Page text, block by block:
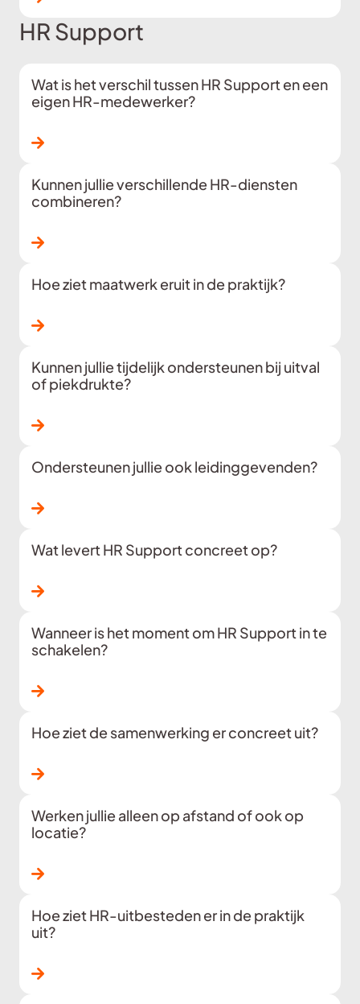
HR Support
Wat is het verschil tussen HR Support en een
eigen HR-medewerker?
Lees verder
Kunnen jullie verschillende HR-diensten
combineren?
Lees verder
Hoe ziet maatwerk eruit in de praktijk?
Lees verder
Kunnen jullie tijdelijk ondersteunen bij uitval
of piekdrukte?
Lees verder
Ondersteunen jullie ook leidinggevenden?
Lees verder
Wat levert HR Support concreet op?
Lees verder
Wanneer is het moment om HR Support in te
schakelen?
Lees verder
Hoe ziet de samenwerking er concreet uit?
Lees verder
Werken jullie alleen op afstand of ook op
locatie?
Lees verder
Hoe ziet HR-uitbesteden er in de praktijk
uit?
Lees verder